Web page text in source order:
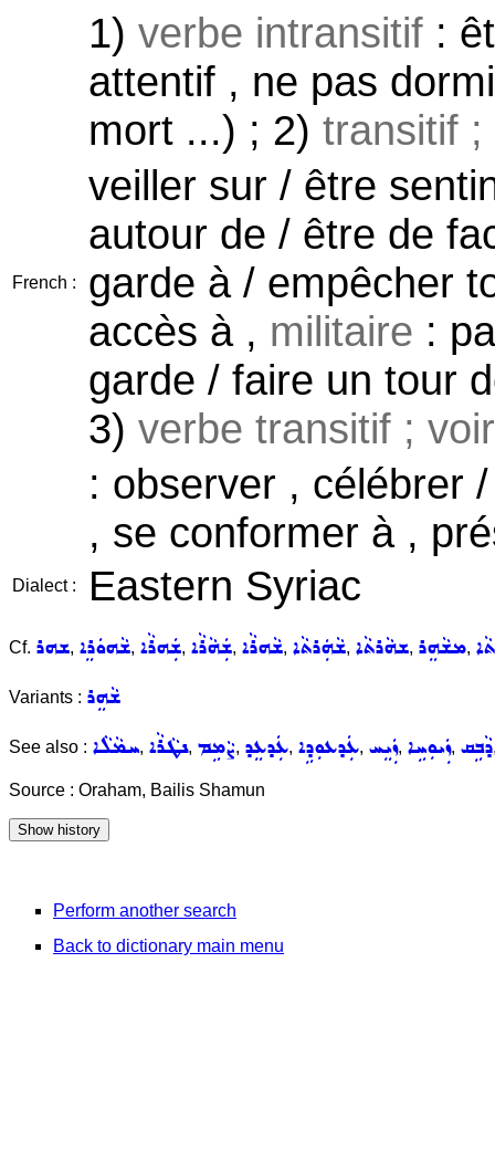
French :
1) verbe intransitif :
attentif , ne pas
mort ...) ; 2) transitif
veiller sur / être
autour de / être de
garde à / empêcher
accès à , militaire :
garde / faire un tour
3) verbe transitif ;
: observer , célébrer
, se conformer à ,
Dialect : Eastern Syriac
Cf. ܫܗܪ, ܫܵܗܘܿܪܸܐ, ܫܲܗܪܵܐ, ܫܲܗܵܪܵܐ, ܫܵܗܪܵܐ, ܫܵܗܲܪܬܵܐ, ܫܗܵܪܬܵܐ, ܡܫܵܗܸܪ,
Variants : ܫܵܗܸܪ
See also : ܚܡܵܠܵܐ, ܢܛܵܪܵܐ, ܨܵܡܹܡ, ܥܲܕܥܸܕ, ܥܲܕܥܘܼܕܹܐ, ܙܲܝܸܚ, ܙܲܝܘܼܚܹܐ, ܕܵܒܹܩ
Source : Oraham, Bailis Shamun
Perform another search
Back to dictionary main menu